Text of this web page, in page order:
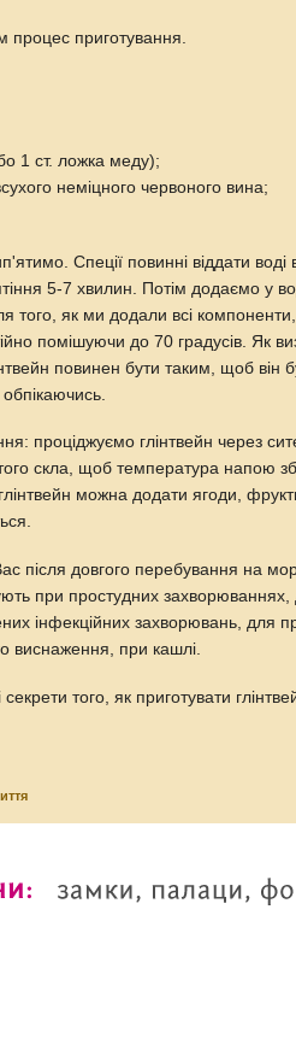
приготування.
1 ст. ложка меду);
неміцного червоного вина;
Спеції повинні віддати воді
5-7 хвилин. Потім додаємо у
того, як ми додали всі компоненти,
помішуючи до 70 градусів. Як
повинен бути таким, щоб він
проціджуємо глінтвейн через
скла, щоб температура напою
можна додати ягоди,
після довгого перебування на
при простудних захворюваннях,
інфекційних захворювань, для
виснаження, при кашлі.
того, як приготувати